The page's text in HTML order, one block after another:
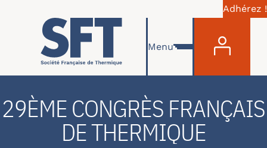
Aller au contenu principal
Adhérez !
Menu
29ÈME CONGRÈS FRANÇAIS
DE THERMIQUE